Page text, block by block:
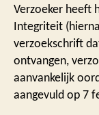
Verzoeker heeft
Integriteit
verzoekschrift
ontvangen,
aanvankelijk
aangevuld op 7